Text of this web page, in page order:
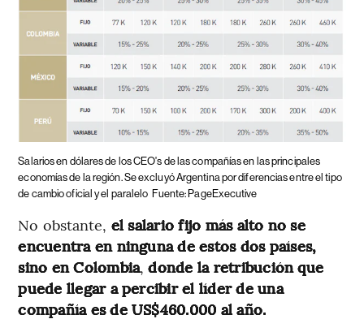
Salarios en dólares de los CEO's de las compañías en las principales
economías de la región. Se excluyó Argentina por diferencias entre el tipo
de cambio oficial y el paralelo Fuente: PageExecutive
No obstante, el salario fijo más alto no se
encuentra en ninguna de estos dos países,
sino en Colombia,donde la retribución que
puede llegar a percibir el líder de una
compañía es de US$460.000 al año.